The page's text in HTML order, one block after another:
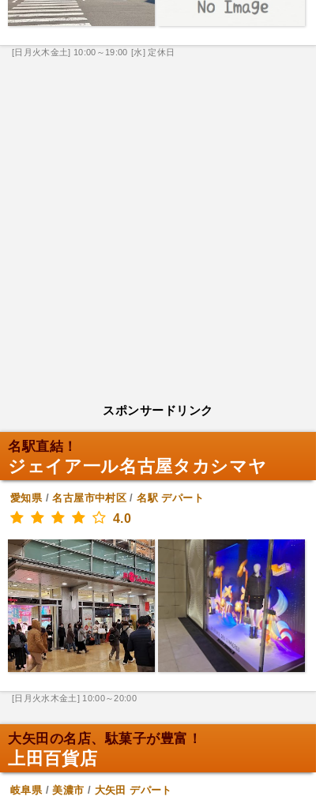
[日月火木金土] 10:00～19:00 [水] 定休日
スポンサードリンク
名駅直結！
ジェイア一ル名古屋タカシマヤ
愛知県/名古屋市中村区 /名駅 デパート
4.0
[日月火水木金土] 10:00～20:00
大矢田の名店、駄菓子が豊富！
上田百貨店
岐阜県/美濃市 / 大矢田 デパート